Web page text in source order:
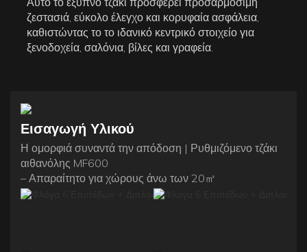
ζεστασιά, εύκολο έλεγχο και κορυφαία ασφάλεια,
καθιστώντας το το ιδανικό κεντρικό στοιχείο για
ξενοδοχεία, σαλόνια, βίλες και γραφεία.
Εισαγωγή Υλικού
Η ομορφιά συναντά την απόδοση | Ρυθμιζόμενο τζάκι
αιθανόλης MF600
– Απαραίτητο για χώρους άνω των 20㎡